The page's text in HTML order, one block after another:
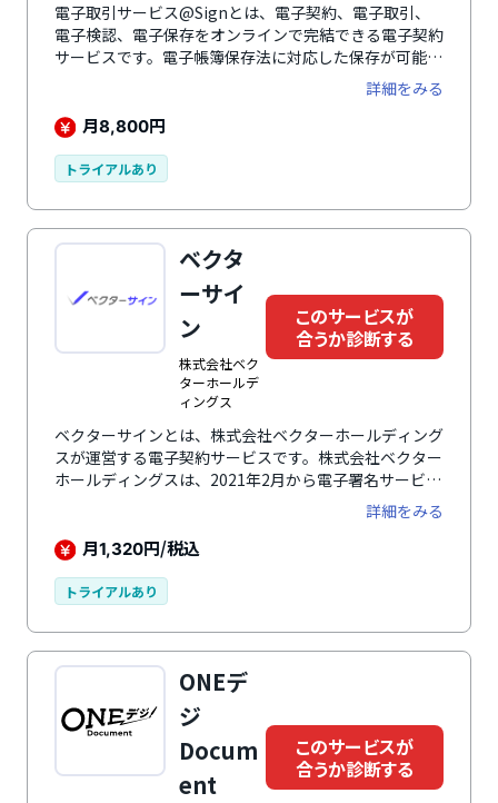
電子取引サービス@Signとは、電子契約、電子取引、
電子検認、電子保存をオンラインで完結できる電子契約
サービスです。電子帳簿保存法に対応した保存が可能で
あるほか、電子署名・タイプスタンプの付与、請求書に
ついてはインボイス制度に対応した登録や検索が可能で
す。運営会社である三菱電機グループのMIND（三菱電
フラやシステムなどのICTサービス全般を提供する会社
ラウド基盤など、安全・安心のサービス基盤のもと利用
できるのが魅力です。導入にあたっては、各社の既存シ
ステムとの連携にも対応し導入を円滑にサポートしま
詳細をみる
月8,800円
トライアルあり
ベクタ
ーサイ
ン
株式会社ベク
ターホールデ
ィングス
このサービスが
合うか診断する
ベクターサインとは、株式会社ベクターホールディング
スが運営する電子契約サービスです。株式会社ベクター
ホールディングスは、2021年2月から電子署名サービス
を、また2022年3月からはタイムスタンプの付与に特化
したサービスを運営しており、トラストサービスの提供
で十分な実績を持っています。サービスとしては後発で
安心して利用できます。ベクターサインは月額1,320円
登録が無制限な点もメリットで、企業の規模に関わら
ず、無制限に文書を保管し、ユーザー登録ができます。
詳細をみる
月1,320円/税込
トライアルあり
ONEデ
ジ
Docum
ent
このサービスが
合うか診断する